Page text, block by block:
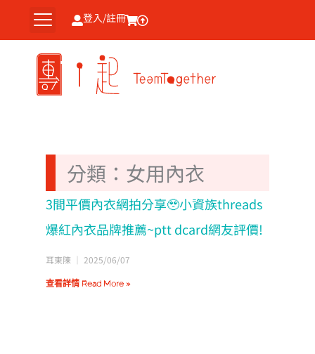
主
登入/註冊
分類：女用內衣
3間平價內衣網拍分享🥹小資族threads
爆紅內衣品牌推薦~ptt dcard網友評價!
耳東陳 2025/06/07
查看詳情 Read More »